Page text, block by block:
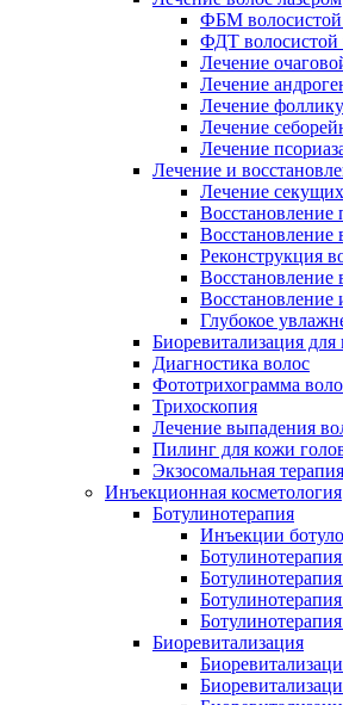
ФБМ волосистой
ФДТ волосистой
Лечение
Лечение
Лечение
Лечение
Лечение
Лечение и
Лечение
Восстановление
Восстановление
Реконструкция
Восстановление
Восстановление
Глубокое
Биоревитализация
Диагностика волос
Фототрихограмма
Трихоскопия
Лечение выпадения
Пилинг для кожи
Экзосомальная
Инъекционная косметология
Ботулинотерапия
Инъекции
Биоревитализация